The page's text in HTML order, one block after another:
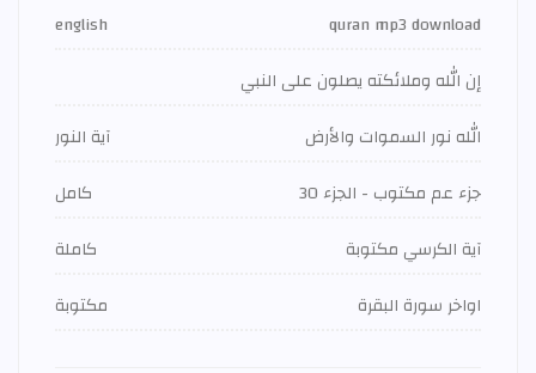
quran mp3 download
english
إن الله وملائكته يصلون على النبي
الله نور السموات والأرض
آية النور
جزء عم مكتوب - الجزء 30
كامل
آية الكرسي مكتوبة
كاملة
اواخر سورة البقرة
مكتوبة